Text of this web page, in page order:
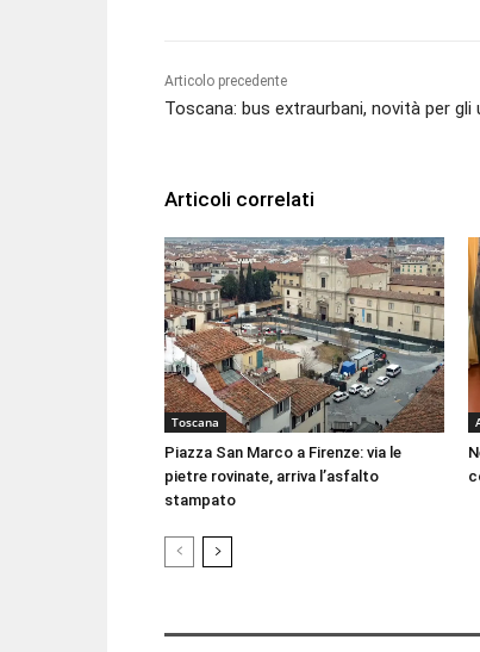
Articolo precedente
Toscana: bus extraurbani, novità per gli
Articoli correlati
Toscana
Piazza San Marco a Firenze: via le
pietre rovinate, arriva l’asfalto
stampato